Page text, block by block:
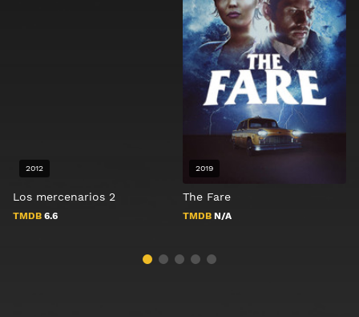
Los mercenarios 2
TMDB 6.6
2012
The Fare
TMDB N/A
2019